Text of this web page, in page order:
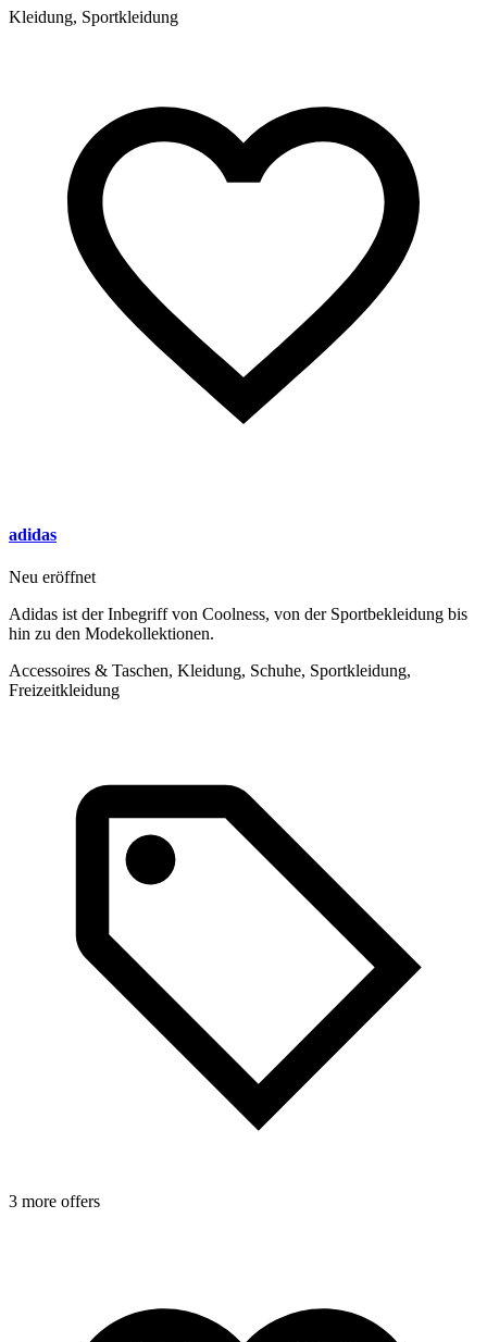
Kleidung, Sportkleidung
adidas
Neu eröffnet
Adidas ist der Inbegriff von Coolness, von der Sportbekleidung bis
hin zu den Modekollektionen.
Accessoires & Taschen, Kleidung, Schuhe, Sportkleidung,
Freizeitkleidung
3 more offers